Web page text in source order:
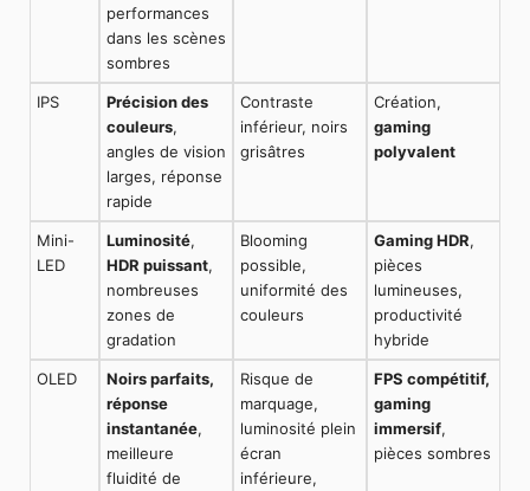
performances
dans les scènes
sombres
IPS
Précision des
couleurs,
angles de vision
larges, réponse
rapide
Contraste
inférieur, noirs
grisâtres
Création,
gaming
polyvalent
Mini-
LED
Luminosité,
HDR puissant,
nombreuses
zones de
gradation
Blooming
possible,
uniformité des
couleurs
Gaming HDR,
pièces
lumineuses,
productivité
hybride
OLED
Noirs parfaits,
réponse
instantanée,
meilleure
fluidité de
Risque de
marquage,
luminosité plein
écran
inférieure,
FPS compétitif,
gaming
immersif,
pièces sombres